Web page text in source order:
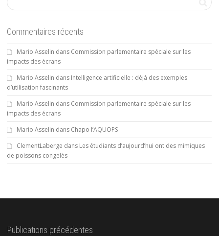
Commentaires récents
Mario Asselin dans Commission parlementaire spéciale sur les
impacts des écrans
Mario Asselin dans Intelligence artificielle : déjà des exemples
d’utilisation fascinants
Mario Asselin dans Commission parlementaire spéciale sur les
impacts des écrans
Mario Asselin dans Chapo l’AQUOPS
ClementLaberge dans Les étudiants d’aujourd’hui ont des mimiques
de poissons congelés
Publications précédentes